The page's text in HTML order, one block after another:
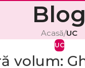
Blog
Acasă/UC
UC
volum: